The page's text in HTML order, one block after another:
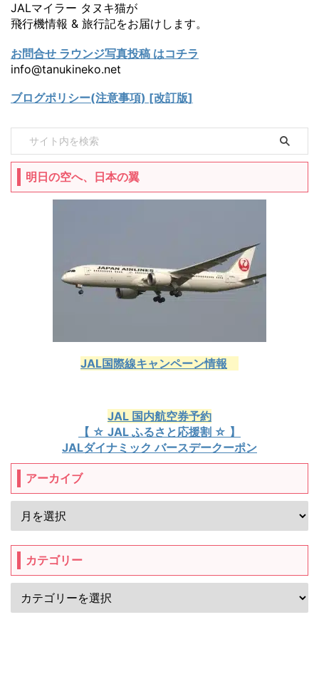
JALマイラー タヌキ猫が
飛行機情報 & 旅行記をお届けします。
お問合せ ラウンジ写真投稿 はコチラ
info@tanukineko.net
ブログポリシー(注意事項) [改訂版]
明日の空へ、日本の翼
JAL国際線キャンペーン情報
JAL 国内航空券予約
【 ☆ JAL ふるさと応援割 ☆ 】
JALダイナミック バースデークーポン
アーカイブ
カテゴリー